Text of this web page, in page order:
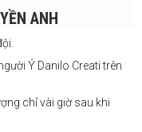
đã có
tạiANH
Ý Danilo Creati trên
chỉ vài giờ sau khi